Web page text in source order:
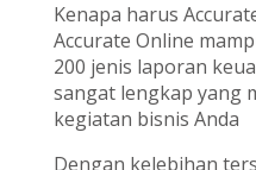
Kenapa harus
Accurate Online
200 jenis laporan
sangat lengkap yang
kegiatan bisnis Anda
Dengan kelebihan